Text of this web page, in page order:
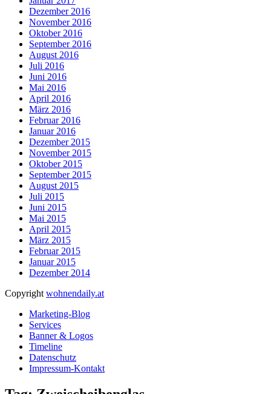
Dezember 2016
November 2016
Oktober 2016
September 2016
August 2016
Juli 2016
Juni 2016
Mai 2016
April 2016
März 2016
Februar 2016
Januar 2016
Dezember 2015
November 2015
Oktober 2015
September 2015
August 2015
Juli 2015
Juni 2015
Mai 2015
April 2015
März 2015
Februar 2015
Januar 2015
Dezember 2014
Copyright wohnendaily.at
Marketing-Blog
Services
Banner & Logos
Timeline
Datenschutz
Impressum-Kontakt